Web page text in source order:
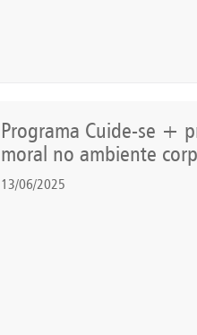
Programa Cuide-se +
moral no ambiente
13/06/2025